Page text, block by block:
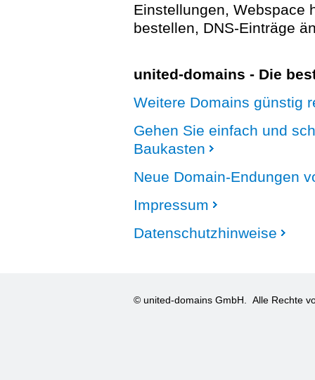
Einstellungen, Webspace
bestellen, DNS-Einträge
united-domains - Die
Weitere Domains günstig
Gehen Sie einfach und
Baukasten
Neue Domain-Endungen
Impressum
Datenschutzhinweise
© united-domains GmbH. Alle Rechte